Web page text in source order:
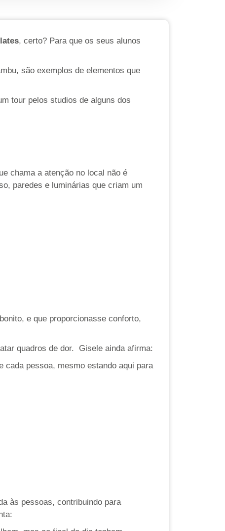
, certo? Para que os seus alunos
são exemplos de elementos que
tour pelos studios de alguns dos
chama a atenção no local não é
paredes e luminárias que criam um
e que proporcionasse conforto,
quadros de dor. Gisele ainda afirma:
cada pessoa, mesmo estando aqui para
às pessoas, contribuindo para